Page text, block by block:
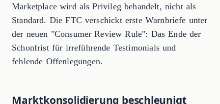
Marketplace wird als Privileg behandelt, nicht als
Standard. Die FTC verschickt erste Warnbriefe unter
der neuen "Consumer Review Rule": Das Ende der
Schonfrist für irreführende Testimonials und
fehlende Offenlegungen.
Marktkonsolidierung beschleunigt